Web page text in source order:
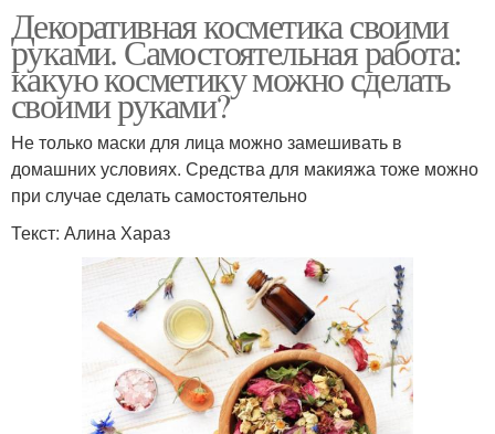
Декоративная косметика своими
руками. Самостоятельная работа:
какую косметику можно сделать
своими руками?
Не только маски для лица можно замешивать в
домашних условиях. Средства для макияжа тоже можно
при случае сделать самостоятельно
Текст: Алина Хараз